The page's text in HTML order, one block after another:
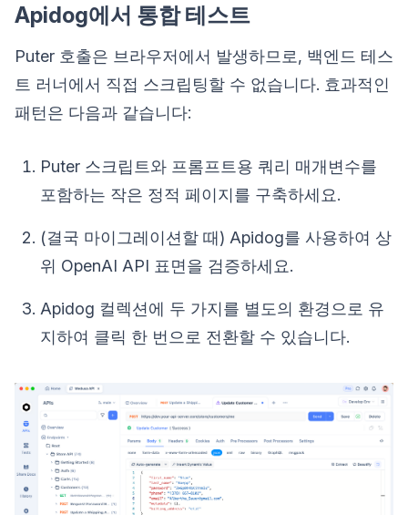
Apidog에서 통합 테스트
Puter 호출은 브라우저에서 발생하므로, 백엔드 테스
트 러너에서 직접 스크립팅할 수 없습니다. 효과적인
패턴은 다음과 같습니다:
Puter 스크립트와 프롬프트용 쿼리 매개변수를
포함하는 작은 정적 페이지를 구축하세요.
(결국 마이그레이션할 때) Apidog를 사용하여 상
위 OpenAI API 표면을 검증하세요.
Apidog 컬렉션에 두 가지를 별도의 환경으로 유
지하여 클릭 한 번으로 전환할 수 있습니다.